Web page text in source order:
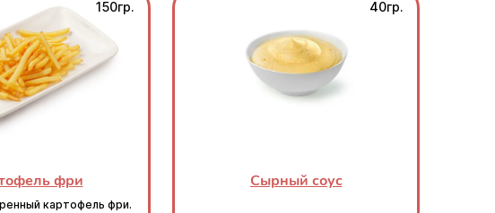
150гр.
фри
картофель фри.
40гр.
Сырный соус